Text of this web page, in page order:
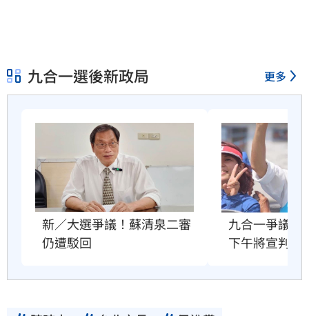
九合一選後新政局 更多
新／大選爭議！蘇清泉二審
仍遭駁回
九合一爭議未
下午將宣判